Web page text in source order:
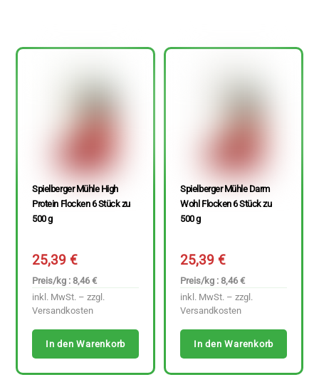
Spielberger Mühle High
Protein Flocken 6 Stück zu
500 g
25,39€
Preis/kg : 8,46 €
inkl. MwSt. – zzgl.
Versandkosten
In den Warenkorb
Spielberger Mühle Darm
Wohl Flocken 6 Stück zu
500 g
25,39€
Preis/kg : 8,46 €
inkl. MwSt. – zzgl.
Versandkosten
In den Warenkorb